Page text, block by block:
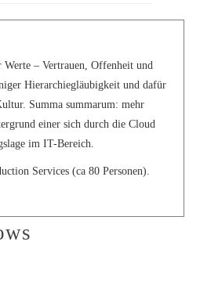
– Vertrauen, Offenheit und
Hierarchiegläubigkeit und dafür
Summa summarum: mehr
einer sich durch die Cloud
im IT-Bereich.
Services (ca 80 Personen).